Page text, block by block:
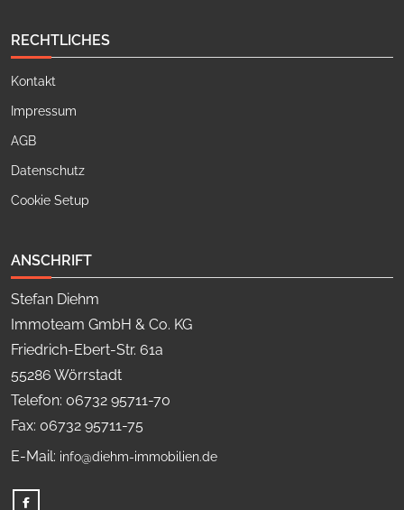
RECHTLICHES
Kontakt
Impressum
AGB
Datenschutz
Cookie Setup
ANSCHRIFT
Stefan Diehm
Immoteam GmbH & Co. KG
Friedrich-Ebert-Str. 61a
55286 Wörrstadt
Telefon: 06732 95711-70
Fax: 06732 95711-75
E-Mail: info@diehm-immobilien.de